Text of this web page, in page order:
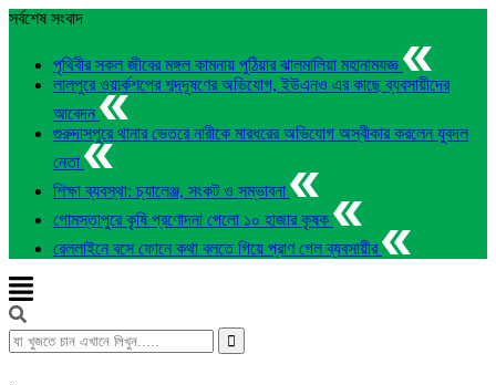
সর্বশেষ সংবাদ
পৃথিবীর সকল জীবের মঙ্গল কামনায় পুঠিয়ার ঝালমালিয়া মহানামযজ্ঞ
লালপুরে ওয়ার্কশপের শব্দদূষণের অভিযোগ, ইউএনও এর কাছে ব্যবসায়ীদের
আবেদন
গুরুদাসপুরে থানার ভেতরে নারীকে মারধরের অভিযোগ অস্বীকার করলেন যুবদল
নেতা
শিক্ষা ব্যবস্থা: চ্যালেঞ্জ, সংকট ও সম্ভাবনা
গোমস্তাপুরে কৃষি প্রণোদনা পেলো ১০ হাজার কৃষক
রেললাইনে বসে ফোনে কথা বলতে গিয়ে প্রাণ গেল ব্যবসায়ীর
,